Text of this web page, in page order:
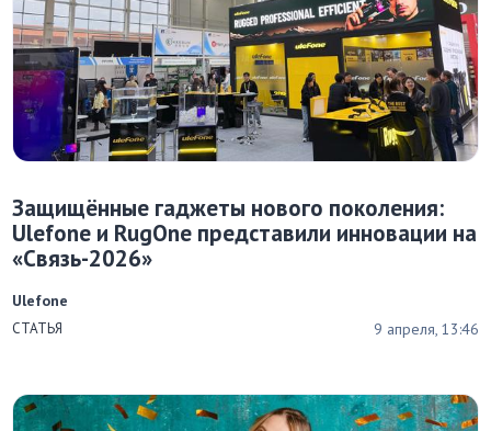
Защищённые гаджеты нового поколения:
Ulefone и RugOne представили инновации на
«Связь-2026»
СТАТЬЯ 9 апреля, 13:46
Ulefone